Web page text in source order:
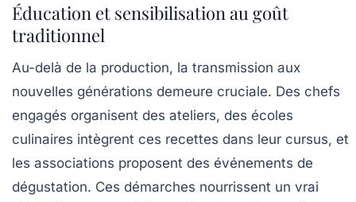
Éducation et sensibilisation au goût
traditionnel
Au-delà de la production, la transmission aux
nouvelles générations demeure cruciale. Des chefs
engagés organisent des ateliers, des écoles
culinaires intègrent ces recettes dans leur cursus, et
les associations proposent des événements de
dégustation. Ces démarches nourrissent un vrai